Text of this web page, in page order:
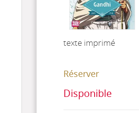
texte imprimé
Réserver
Disponible